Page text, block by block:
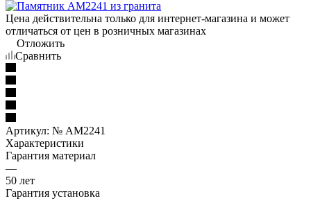
Цена действительна только для интернет-магазина и может
отличаться от цен в розничных магазинах
Отложить
Сравнить
Артикул: № AM2241
Характеристики
Гарантия материал
—
50 лет
Гарантия установка